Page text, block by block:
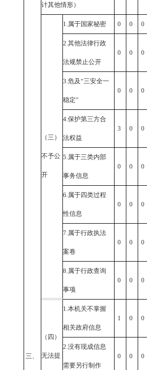
三、
计其他情形）
（三）
不予公
开
1.属于国家秘密 0 0 0
2.其他法律行政
法规禁止公开
0 0 0
3.危及“三安全一
稳定”
0 0 0
4.保护第三方合
法权益
3 0 0
5.属于三类内部
事务信息
0 0 0
6.属于四类过程
性信息
0 0 0
7.属于行政执法
案卷
0 0 0
8.属于行政查询
事项
0 0 0
（四）
无法提
1.本机关不掌握
相关政府信息
1 0 0
2.没有现成信息
需要另行制作
0 0 0